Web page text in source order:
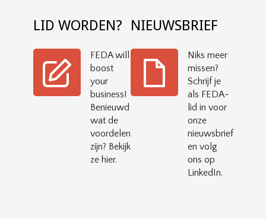
LID WORDEN?
FEDA will
boost
your
business!
Benieuwd
wat de
voordelen
zijn? Bekijk
ze hier.
NIEUWSBRIEF
Niks meer
missen?
Schrijf je
als FEDA-
lid in voor
onze
nieuwsbrief
en volg
ons op
LinkedIn.